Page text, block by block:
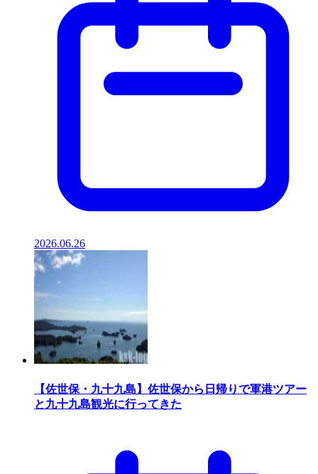
2026.06.26
【佐世保・九十九島】佐世保から日帰りで軍港ツアー
と九十九島観光に行ってきた